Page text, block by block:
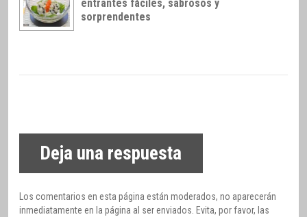
entrantes fáciles, sabrosos y
sorprendentes
Deja una respuesta
Los comentarios en esta página están moderados, no aparecerán
inmediatamente en la página al ser enviados. Evita, por favor, las